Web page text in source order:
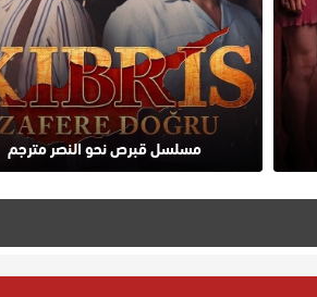
مسلسل قبرص نحو النصر مترجم